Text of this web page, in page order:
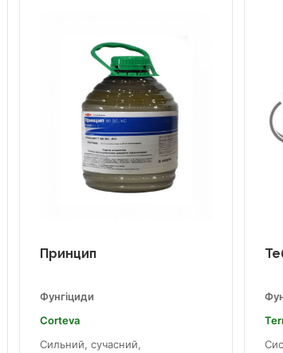
Принцип
Фунгіциди
Corteva
Сильний, сучасний,